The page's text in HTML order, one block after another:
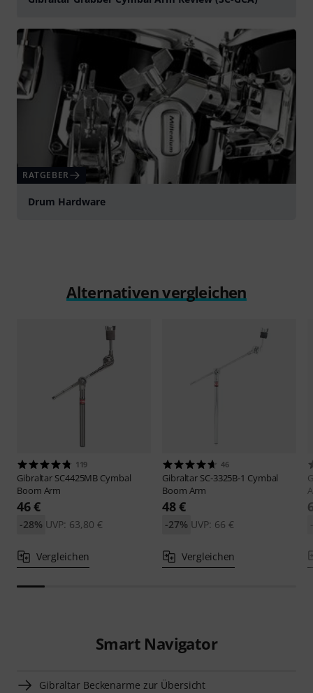
RATGEBER
Drum Hardware
Alternativen vergleichen
119
Gibraltar SC4425MB Cymbal
Boom Arm
46 €
UVP: 63,80 €
-28%
Vergleichen
46
Gibraltar SC-3325B-1 Cymbal
Boom Arm
48 €
UVP: 66 €
-27%
Vergleichen
Smart Navigator
Gibraltar Beckenarme zur Übersicht